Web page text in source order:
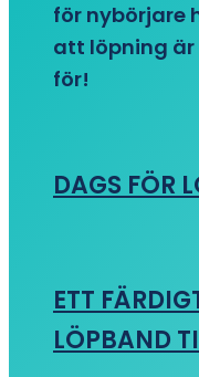
för nybörjare
att löpning
för!
DAGS FÖR
ETT
LÖPBAND